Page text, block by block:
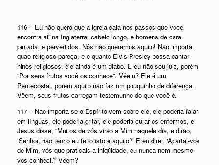
116 – Eu não quero que a igreja caia nos passos que você
encontra ali na Inglaterra: cabelo longo, e homens de cara
pintada, e pervertidos. Nós não queremos aquilo! Não importa
quão religioso pareça, e o quanto Elvis Presley possa cantar
hinos religiosos, ele ainda é um diabo. E eu não sou juiz, porém
“Por seus frutos você os conhece”. Vêem? Ele é um
Pentecostal, porém aquilo não faz um pouquinho de diferença.
Vêem, seus frutos carregam testemunho do que você é.
117 – Não importa se o Espírito vem sobre ele, ele poderia falar
em línguas, ele poderia gritar, ele poderia curar os enfermos, e
Jesus disse, “Muitos de vós virão a Mim naquele dia, e dirão,
‘Senhor, não tenho eu feito isto e aquilo?’ E eu direi, ‘Apartai-vos
de Mim, vós que praticais a iniqüidade, eu nunca nem mesmo
vos conheci.’” Vêem?